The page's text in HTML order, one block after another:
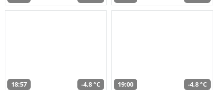
18:57 -4,8 °C 19:00 -4,8 °C